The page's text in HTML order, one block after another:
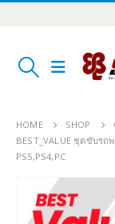
HOME SHOP
BEST_VALUE ชุดขับรถ
PS5,PS4,PC